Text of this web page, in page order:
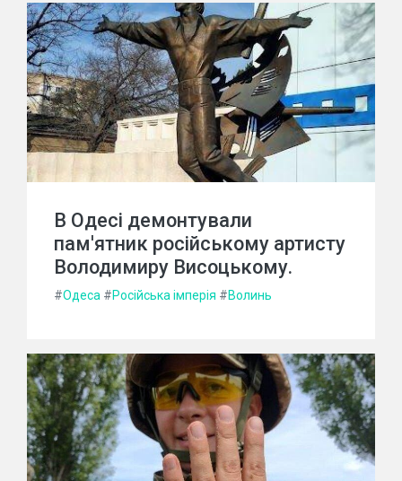
В Одесі демонтували
пам'ятник російському артисту
Володимиру Висоцькому.
#Одеса #Російська імперія #Волинь